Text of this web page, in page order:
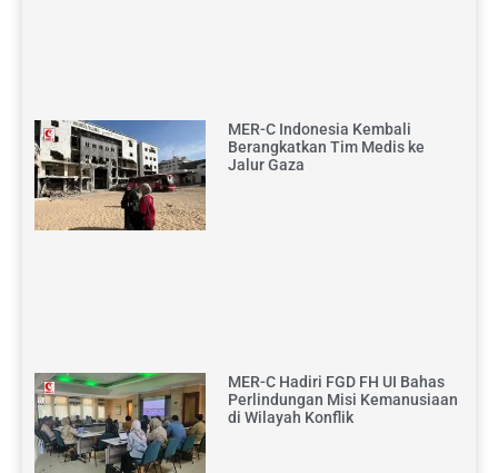
MER-C Indonesia Kembali
Berangkatkan Tim Medis ke
Jalur Gaza
MER-C Hadiri FGD FH UI Bahas
Perlindungan Misi Kemanusiaan
di Wilayah Konflik